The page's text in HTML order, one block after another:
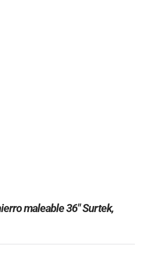
maleable 36″ Surtek,